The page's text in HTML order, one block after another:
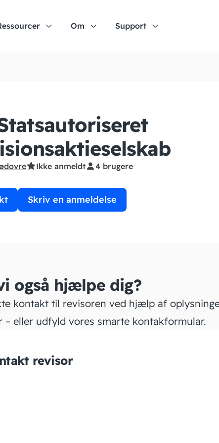
Om Support
Ikke anmeldt 4 brugere
Skriv en anmeldelse
også hjælpe dig?
kontakt til revisoren ved hjælp af
– eller udfyld vores smarte kontakformular.
revisor